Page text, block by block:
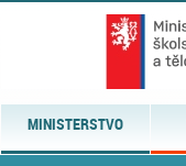
MINISTERSTVO